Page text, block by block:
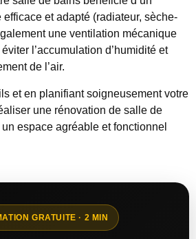
et adapté (radiateur, sèche-
une ventilation mécanique
l’accumulation d’humidité et
de l’air.
et en planifiant soigneusement votre
une rénovation de salle de
espace agréable et fonctionnel
GRATUITE · 2 MIN